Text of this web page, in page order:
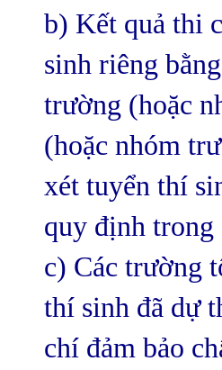
b) Kết quả thi
sinh riêng
trường (hoặc
(hoặc nhóm
xét tuyển thí
quy định trong
c) Các trường
thí sinh đã dự
chí đảm bảo